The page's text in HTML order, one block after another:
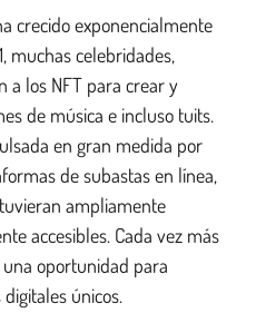
crecido exponencialmente
muchas celebridades,
a los NFT para crear y
de música e incluso tuits.
en gran medida por
de subastas en línea,
ampliamente
accesibles. Cada vez más
oportunidad para
únicos.